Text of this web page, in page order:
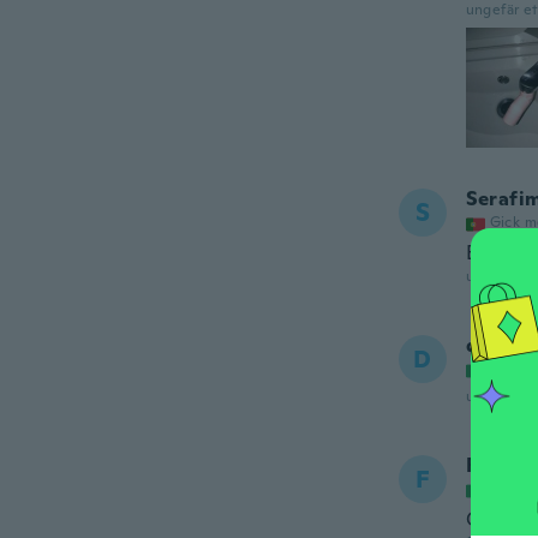
ungefär
S Gick
ungefär
D danilo
ungefär
F Gick
Good